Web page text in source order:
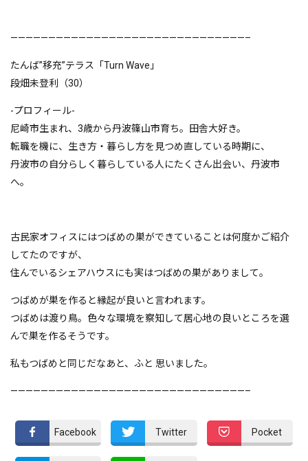
———————————————————————————————–
たんば”移充”テラス「Turn Wave」
段畑未登利（30）
-プロフィール-
尼崎市生まれ、3歳から丹波篠山市育ち。田舎大好き。
転職を機に、生き方・暮らし方を見つめ直している時期に、
丹波市の自分らしく暮らしている人にたくさん出会い、丹波市
へ。
古民家オフィスにはつばめの巣ができていることは何度かご紹介
してたのですが、
住んでいるシェアハウスにも実はつばめの巣がありまして。
つばめが巣を作ると縁起が良いと言われます。
つばめは渡り鳥。色々な環境を察知して居心地の良いところを選
んで巣を作るそうです。
私もつばめと同じだなあと、ふと 思いました。
———————————————————————————————–
Facebook Twitter Pocket